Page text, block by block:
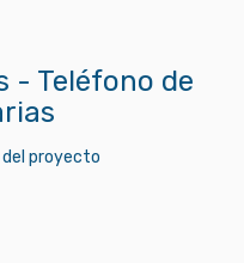
- Teléfono de
proyecto